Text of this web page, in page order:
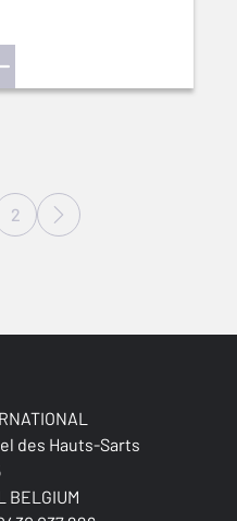
2
des Hauts-Sarts
BELGIUM